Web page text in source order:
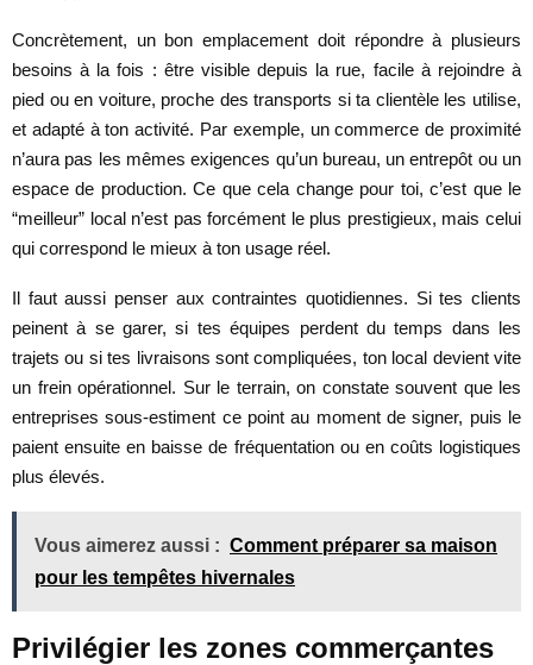
Concrètement, un bon emplacement doit répondre à plusieurs
besoins à la fois : être visible depuis la rue, facile à rejoindre à
pied ou en voiture, proche des transports si ta clientèle les utilise,
et adapté à ton activité. Par exemple, un commerce de proximité
n’aura pas les mêmes exigences qu’un bureau, un entrepôt ou un
espace de production. Ce que cela change pour toi, c’est que le
“meilleur” local n’est pas forcément le plus prestigieux, mais celui
qui correspond le mieux à ton usage réel.
Il faut aussi penser aux contraintes quotidiennes. Si tes clients
peinent à se garer, si tes équipes perdent du temps dans les
trajets ou si tes livraisons sont compliquées, ton local devient vite
un frein opérationnel. Sur le terrain, on constate souvent que les
entreprises sous-estiment ce point au moment de signer, puis le
paient ensuite en baisse de fréquentation ou en coûts logistiques
plus élevés.
Vous aimerez aussi : Comment préparer sa maison
pour les tempêtes hivernales
Privilégier les zones commerçantes